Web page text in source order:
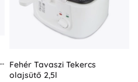
Fehér Tavaszi Tekercs
olajsütő 2,5l